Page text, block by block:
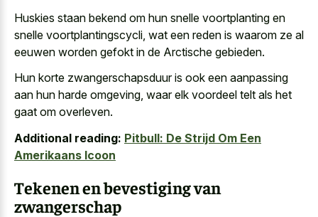
Huskies staan bekend om hun snelle voortplanting en
snelle voortplantingscycli , wat een reden is waarom ze al
eeuwen worden gefokt in de Arctische gebieden.
Hun korte zwangerschapsduur is ook een aanpassing
aan hun harde omgeving, waar elk voordeel telt als het
gaat om overleven.
Additional reading: Pitbull: De Strijd Om Een
Amerikaans Icoon
Tekenen en bevestiging van
zwangerschap